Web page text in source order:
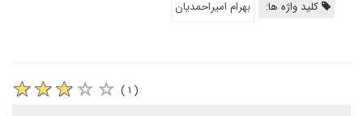
کلید واژه ها: بهرام امیراحمدیان
( ۱ )